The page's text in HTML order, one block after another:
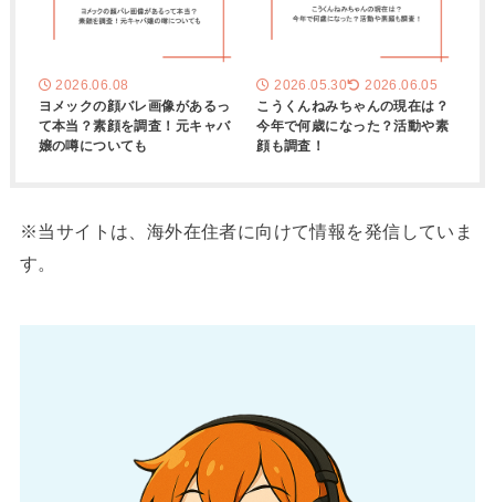
2026.06.08
ヨメックの顔バレ画像があるっ
て本当？素顔を調査！元キャバ
嬢の噂についても
2026.05.30 2026.06.05
こうくんねみちゃんの現在は？
今年で何歳になった？活動や素
顔も調査！
※当サイトは、海外在住者に向けて情報を発信していま
す。